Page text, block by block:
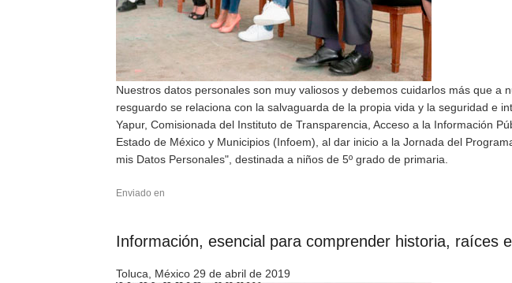
Nuestros datos personales son muy valiosos y debemos cuidarlos más que a
resguardo se relaciona con la salvaguarda de la propia vida y la seguridad e
Yapur, Comisionada del Instituto de Transparencia, Acceso a la Información
Estado de México y Municipios (Infoem), al dar inicio a la Jornada del
mis Datos Personales", destinada a niños de 5º grado de primaria.
Enviado en
Información, esencial para comprender historia, raíces
Toluca, México 29 de abril de 2019